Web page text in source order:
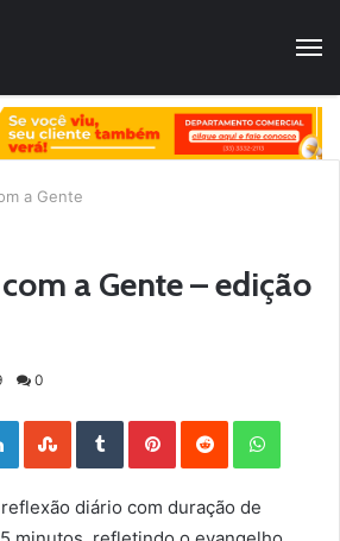
a Gente
a Gente – edição
0
LinkedIn StumbleUpon Tumblr Pinterest Reddit
diário com duração de